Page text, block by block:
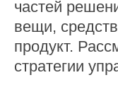
частей
вещи,
продукт.
стратегии